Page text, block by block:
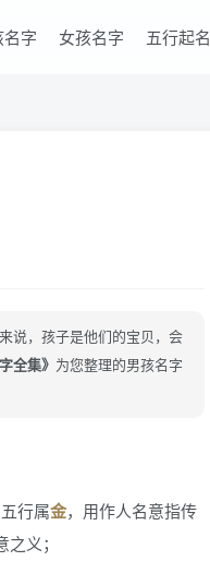
名字 女孩名字 五行起名
说，孩子是他们的宝贝，会
全集》 为您整理的男孩名字
行属金，用作人名意指传
义；